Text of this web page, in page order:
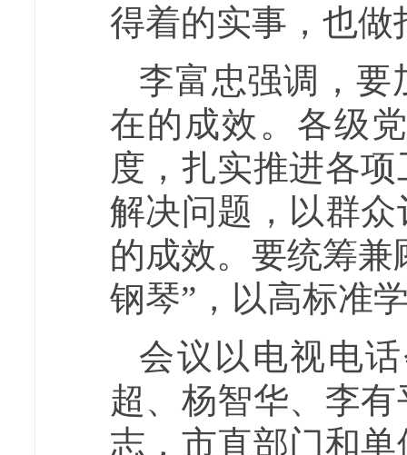
得着的实事，也
李富忠强调，要
在的成效。各级
度，扎实推进各
解决问题，以群
的成效。要统筹兼
钢琴”，以高标准
会议以电视电
超、杨智华、李
志，市直部门和